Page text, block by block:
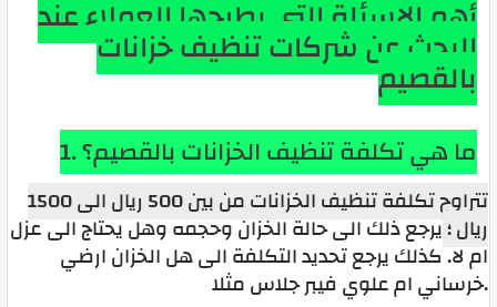
أهم الاسئلة التى يطرحها العملاء عند
البحث عن شركات تنظيف خزانات
بالقصيم
1. ما هي تكلفة تنظيف الخزانات بالقصيم؟
تتراوح تكلفة تنظيف الخزانات من بين 500 ريال الى 1500
ريال ؛يرجع ذلك الى حالة الخزان وحجمه وهل يحتاج الى عزل
ام لا.كذلك يرجع تحديد التكلفة الى هل الخزان ارضي
خرساني ام علوي فيبر جلاس مثلا.